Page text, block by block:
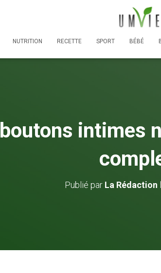
NUTRITION RECETTE SPORT BÉBÉ
intimes
Publié par La Rédaction